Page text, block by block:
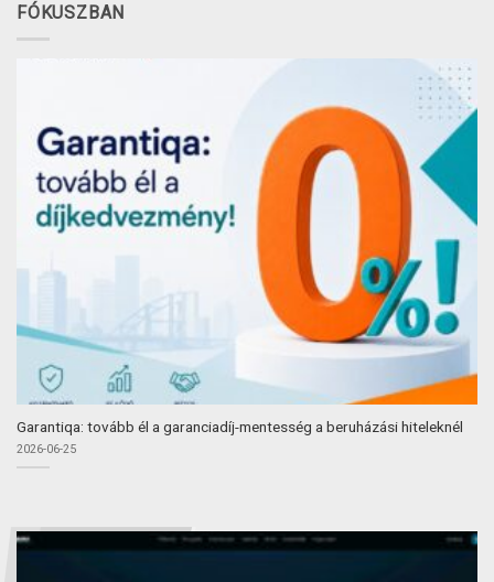
FÓKUSZBAN
Garantiqa: tovább él a garanciadíj-mentesség a beruházási hiteleknél
2026-06-25